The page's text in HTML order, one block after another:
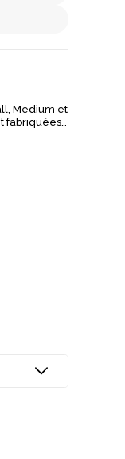
Medium et
fabriquées